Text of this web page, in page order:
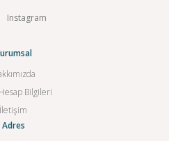
Instagram
Bilgileri
İletişim
Adres